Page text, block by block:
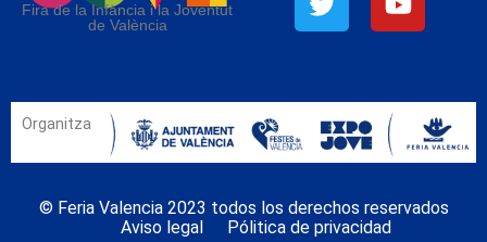
Fira de la Infància i la Joventut
de València
Organitza
© Feria Valencia 2023 todos los derechos reservados
Aviso legal
Pólitica de privacidad